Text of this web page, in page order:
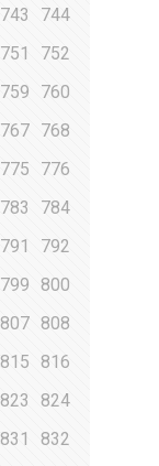
743
744
751
752
759
760
767 768
775
776
783
784
791
792
799
800
807 808
815
816
823
824
831
832